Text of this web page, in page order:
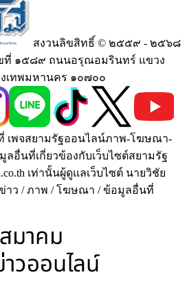
สงวนลิขสิทธิ์ © ๒๕๕๙ - ๒๕๖๘
ที่ ๑๕๘๙ ถนนอรุณอมรินทร์ แขวง
เทพมหานคร ๑๐๗๐๐
เพจสยามรัฐออนไลน์ภาพ-โฆษณา-
อื่นที่เกี่ยวข้องกับเว็บไซต์สยามรัฐ
เท่านั้นผู้ดูแลเว็บไซต์ นายวิชัย
าว / ภาพ / โฆษณา / ข้อมูลอื่นที่